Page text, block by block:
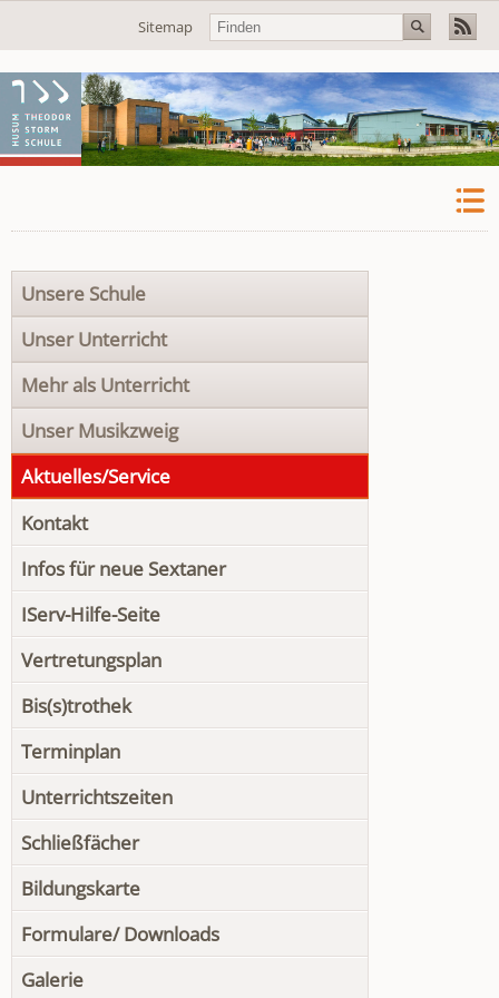
Navigation
Sitemap
Navigation
überspringen
Unsere Schule
Unser Unterricht
Mehr als Unterricht
Unser Musikzweig
Aktuelles/Service
Kontakt
Infos für neue Sextaner
IServ-Hilfe-Seite
Vertretungsplan
Bis(s)trothek
Terminplan
Unterrichtszeiten
Schließfächer
Bildungskarte
Formulare/ Downloads
Galerie